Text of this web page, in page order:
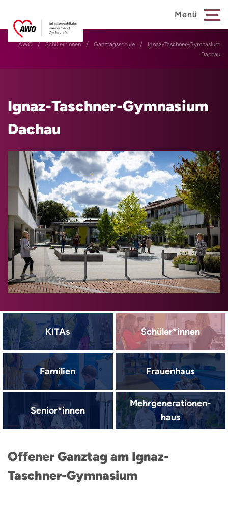
Menü
AWO Schüler*innen Ganztagsschule
Ignaz-Taschner-Gymnasium
Dachau
Ignaz-Taschner-Gymnasium
Dachau
KITAs Schüler*innen
Familien Frauenhaus
Senior*innen
Mehrgenerationen­
haus
Offener Ganztag am Ignaz-
Taschner-Gymnasium